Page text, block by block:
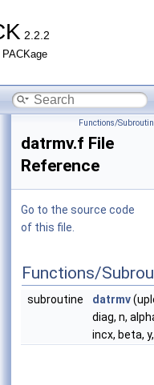
2.2.2
PACKage
Functions/
datrmv.f File
Reference
Go to the source code
of this file.
Functions/
subroutine datrmv
diag, n,
incx, beta,